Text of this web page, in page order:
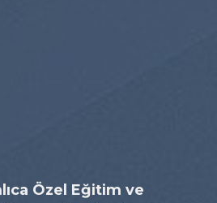
Özel Eğitim ve